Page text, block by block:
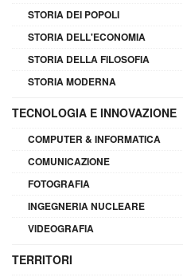
STORIA DEI POPOLI
STORIA DELL'ECONOMIA
STORIA DELLA FILOSOFIA
STORIA MODERNA
TECNOLOGIA E INNOVAZIONE
COMPUTER & INFORMATICA
COMUNICAZIONE
FOTOGRAFIA
INGEGNERIA NUCLEARE
VIDEOGRAFIA
TERRITORI